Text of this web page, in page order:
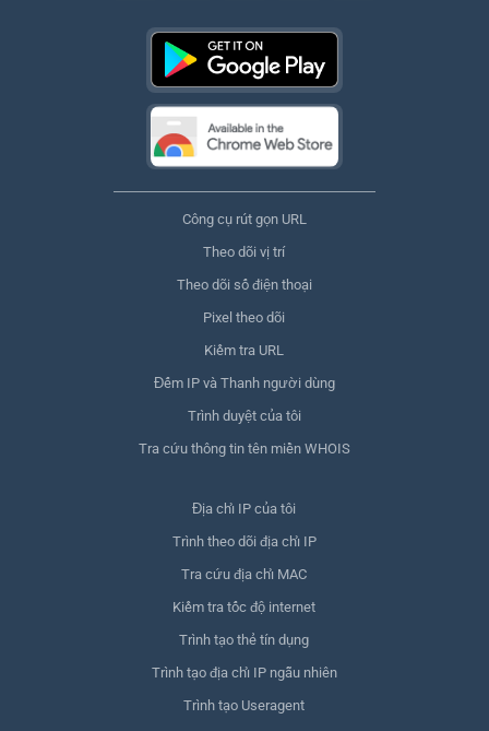
Công cụ rút gọn URL
Theo dõi vị trí
Theo dõi số điện thoại
Pixel theo dõi
Kiểm tra URL
Đếm IP và Thanh người dùng
Trình duyệt của tôi
Tra cứu thông tin tên miền WHOIS
Địa chỉ IP của tôi
Trình theo dõi địa chỉ IP
Tra cứu địa chỉ MAC
Kiểm tra tốc độ internet
Trình tạo thẻ tín dụng
Trình tạo địa chỉ IP ngẫu nhiên
Trình tạo Useragent